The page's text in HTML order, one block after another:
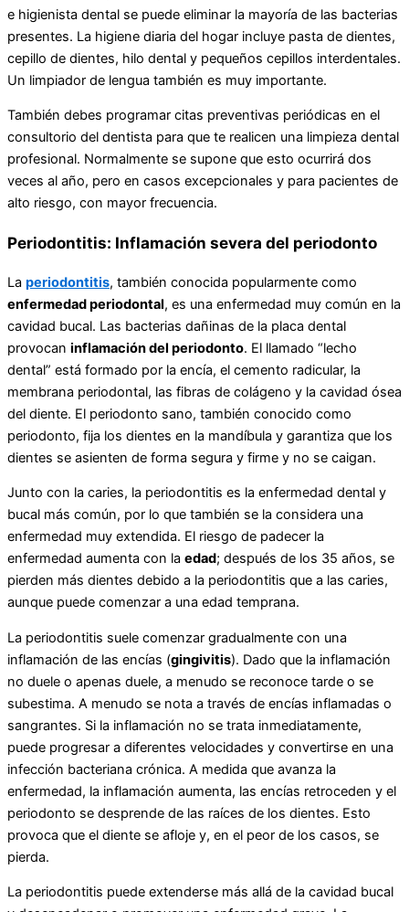
e higienista dental se puede eliminar la mayoría de las bacterias
presentes. La higiene diaria del hogar incluye pasta de dientes,
cepillo de dientes, hilo dental y pequeños cepillos interdentales.
Un limpiador de lengua también es muy importante.
También debes programar citas preventivas periódicas en el
consultorio del dentista para que te realicen una limpieza dental
profesional. Normalmente se supone que esto ocurrirá dos
veces al año, pero en casos excepcionales y para pacientes de
alto riesgo, con mayor frecuencia.
Periodontitis: Inflamación severa del periodonto
La periodontitis, también conocida popularmente como
enfermedad periodontal, es una enfermedad muy común en la
cavidad bucal. Las bacterias dañinas de la placa dental
provocan inflamación del periodonto. El llamado “lecho
dental” está formado por la encía, el cemento radicular, la
membrana periodontal, las fibras de colágeno y la cavidad ósea
del diente. El periodonto sano, también conocido como
periodonto, fija los dientes en la mandíbula y garantiza que los
dientes se asienten de forma segura y firme y no se caigan.
Junto con la caries, la periodontitis es la enfermedad dental y
bucal más común, por lo que también se la considera una
enfermedad muy extendida. El riesgo de padecer la
enfermedad aumenta con la edad; después de los 35 años, se
pierden más dientes debido a la periodontitis que a las caries,
aunque puede comenzar a una edad temprana.
La periodontitis suele comenzar gradualmente con una
inflamación de las encías (gingivitis). Dado que la inflamación
no duele o apenas duele, a menudo se reconoce tarde o se
subestima. A menudo se nota a través de encías inflamadas o
sangrantes. Si la inflamación no se trata inmediatamente,
puede progresar a diferentes velocidades y convertirse en una
infección bacteriana crónica. A medida que avanza la
enfermedad, la inflamación aumenta, las encías retroceden y el
periodonto se desprende de las raíces de los dientes. Esto
provoca que el diente se afloje y, en el peor de los casos, se
pierda.
La periodontitis puede extenderse más allá de la cavidad bucal